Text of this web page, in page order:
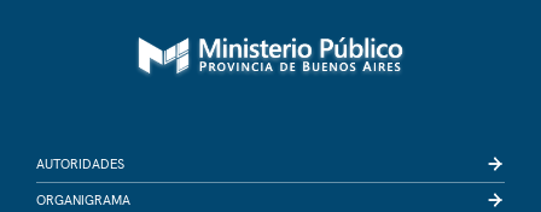
AUTORIDADES
ORGANIGRAMA